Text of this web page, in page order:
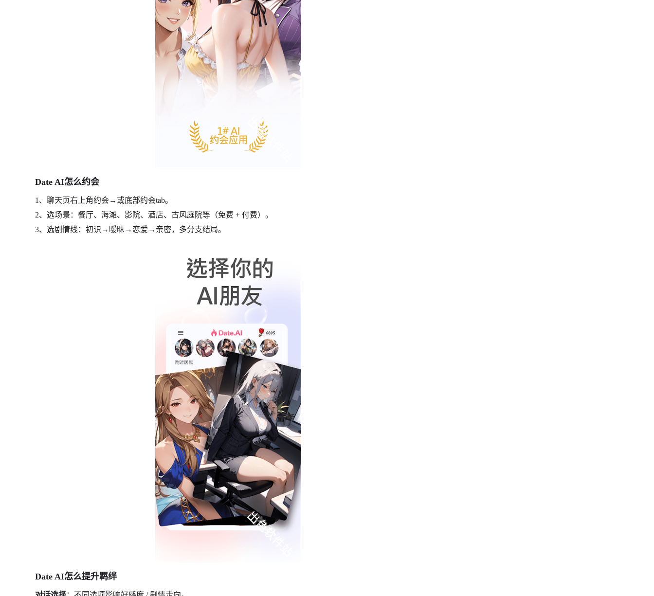
Date AI怎么约会
1、聊天页右上角约会→或底部约会tab。
2、选场景：餐厅、海滩、影院、酒店、古风庭院等（免费 + 付费）。
3、选剧情线：初识→暧昧→恋爱→亲密，多分支结局。
Date AI怎么提升羁绊